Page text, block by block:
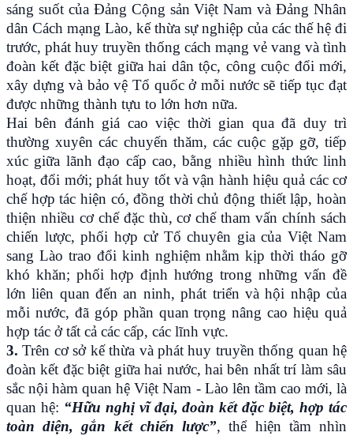
sáng suốt của Đảng Cộng sản Việt Nam và Đảng Nhân
dân Cách mạng Lào, kế thừa sự nghiệp của các thế hệ đi
trước, phát huy truyền thống cách mạng vẻ vang và tình
đoàn kết đặc biệt giữa hai dân tộc, công cuộc đổi mới,
xây dựng và bảo vệ Tổ quốc ở mỗi nước sẽ tiếp tục đạt
được những thành tựu to lớn hơn nữa.
Hai bên đánh giá cao việc thời gian qua đã duy trì
thường xuyên các chuyến thăm, các cuộc gặp gỡ, tiếp
xúc giữa lãnh đạo cấp cao, bằng nhiều hình thức linh
hoạt, đổi mới; phát huy tốt và vận hành hiệu quả các cơ
chế hợp tác hiện có, đồng thời chủ động thiết lập, hoàn
thiện nhiều cơ chế đặc thù, cơ chế tham vấn chính sách
chiến lược, phối hợp cử Tổ chuyên gia của Việt Nam
sang Lào trao đổi kinh nghiệm nhằm kịp thời tháo gỡ
khó khăn; phối hợp định hướng trong những vấn đề
lớn liên quan đến an ninh, phát triển và hội nhập của
mỗi nước, đã góp phần quan trọng nâng cao hiệu quả
hợp tác ở tất cả các cấp, các lĩnh vực.
3. Trên cơ sở kế thừa và phát huy truyền thống quan hệ
đoàn kết đặc biệt giữa hai nước, hai bên nhất trí làm sâu
sắc nội hàm quan hệ Việt Nam - Lào lên tầm cao mới, là
quan hệ: “Hữu nghị vĩ đại, đoàn kết đặc biệt, hợp tác
toàn diện, gắn kết chiến lược”, thể hiện tầm nhìn